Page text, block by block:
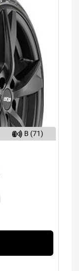
B (71)